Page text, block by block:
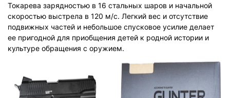
Токарева зарядностью в 16 стальных шаров и начальной
скоростью выстрела в 120 м/с. Легкий вес и отсутствие
подвижных частей и небольшое спусковое усилие делает
ее пригодной для приобщения детей к родной истории и
культуре обращения с оружием.